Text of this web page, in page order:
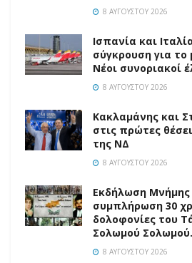
8 ΑΥΓΟΎΣΤΟΥ 2026
Ισπανία και
σύγκρουση για το
Νέοι συνοριακοί
8 ΑΥΓΟΎΣΤΟΥ 2026
Κακλαμάνης και
στις πρώτες
της ΝΔ
8 ΑΥΓΟΎΣΤΟΥ 2026
Εκδήλωση Μνήμης
συμπλήρωση 30
δολοφονίες του
Σολωμού Σολωμού.
8 ΑΥΓΟΎΣΤΟΥ 2026